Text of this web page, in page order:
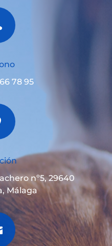
78 95
nº5, 29640
Málaga